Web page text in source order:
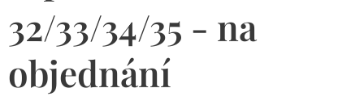
32/33/34/35 - na
objednání